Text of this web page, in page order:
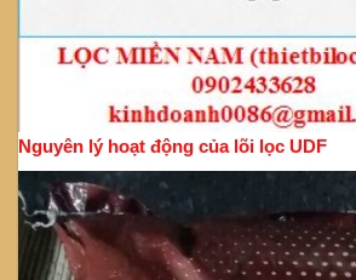
Nguyên lý hoạt động của lõi lọc UDF